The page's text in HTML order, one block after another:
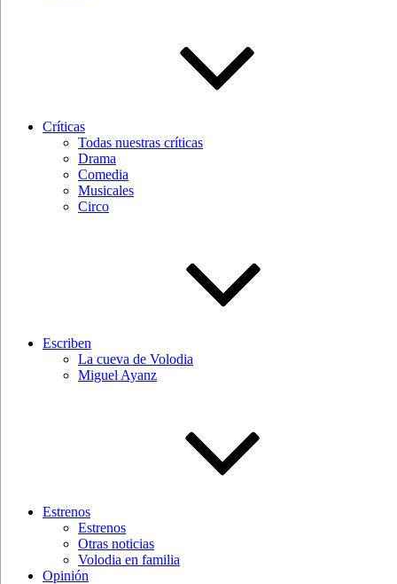
Críticas
Todas nuestras críticas
Drama
Comedia
Musicales
Circo
Escriben
La cueva de Volodia
Miguel Ayanz
Estrenos
Estrenos
Otras noticias
Volodia en familia
Opinión